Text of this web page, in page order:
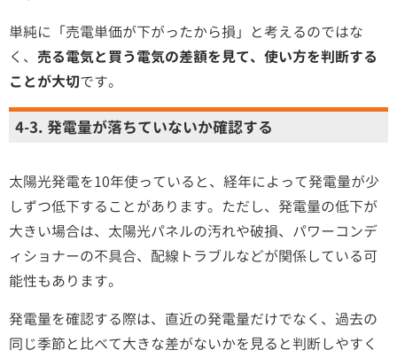
単純に「売電単価が下がったから損」と考えるのではな
く、 売る電気と買う電気の差額を見て、使い方を判断する
ことが大切です。
4-3. 発電量が落ちていないか確認する
太陽光発電を10年使っていると、経年によって発電量が少
しずつ低下することがあります。ただし、発電量の低下が
大きい場合は、太陽光パネルの汚れや破損、パワーコンデ
ィショナーの不具合、配線トラブルなどが関係している可
能性もあります。
発電量を確認する際は、直近の発電量だけでなく、過去の
同じ季節と比べて大きな差がないかを見ると判断しやすく